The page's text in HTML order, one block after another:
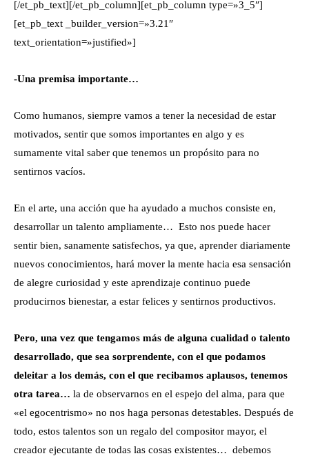
[/et_pb_text][/et_pb_column][et_pb_column type=»3_5″]
[et_pb_text _builder_version=»3.21″
text_orientation=»justified»]
-Una premisa importante…
Como humanos, siempre vamos a tener la necesidad de estar
motivados, sentir que somos importantes en algo y es
sumamente vital saber que tenemos un propósito para no
sentirnos vacíos.
En el arte, una acción que ha ayudado a muchos consiste en,
desarrollar un talento ampliamente… Esto nos puede hacer
sentir bien, sanamente satisfechos, ya que, aprender diariamente
nuevos conocimientos, hará mover la mente hacia esa sensación
de alegre curiosidad y este aprendizaje continuo puede
producirnos bienestar, a estar felices y sentirnos productivos.
Pero, una vez que tengamos más de alguna cualidad o talento
desarrollado, que sea sorprendente, con el que podamos
deleitar a los demás, con el que recibamos aplausos, tenemos
otra tarea… la de observarnos en el espejo del alma, para que
«el egocentrismo» no nos haga personas detestables. Después de
todo, estos talentos son un regalo del compositor mayor, el
creador ejecutante de todas las cosas existentes… debemos